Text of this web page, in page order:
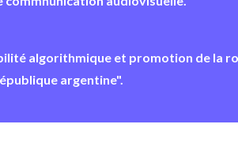
algorithmique et promotion de la
argentine".